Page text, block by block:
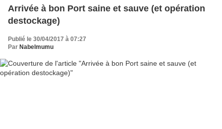
Arrivée à bon Port saine et sauve (et opération
destockage)
Publié le 30/04/2017 à 07:27
Par Nabelmumu